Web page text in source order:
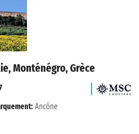
Monténégro, Grèce
Ancône